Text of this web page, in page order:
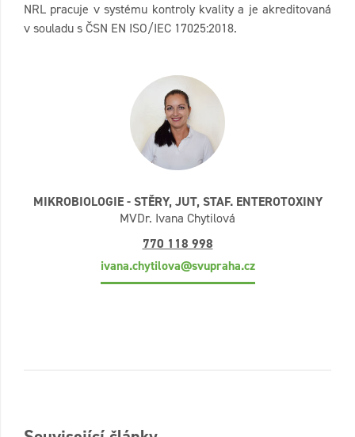
NRL pracuje v systému kontroly kvality a je akreditovaná
v souladu s ČSN EN ISO/IEC 17025:2018.
MIKROBIOLOGIE - STĚRY, JUT, STAF. ENTEROTOXINY
MVDr. Ivana Chytilová
770 118 998
ivana.chytilova@svupraha.cz